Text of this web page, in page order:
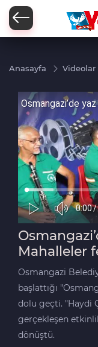
Anasayfa Videolar
Mahalleler
Osmangazi
başlattığı
dolu geçti. "Haydi
gerçekleşen
dönüştü.